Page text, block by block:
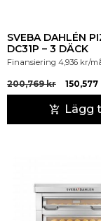
SVEBA DAHLÉN
DC31P – 3 DÄCK
Finansiering 4,936 kr/
200,769kr 150,577
Lägg